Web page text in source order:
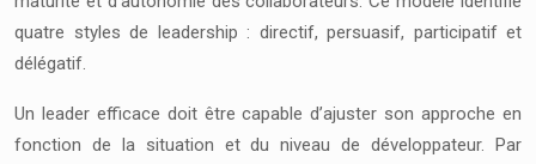
quatre styles de leadership : directif, persuasif, participatif et
délégatif.
Un leader efficace doit être capable d’ajuster son approche en
fonction de la situation et du niveau de développateur. Par